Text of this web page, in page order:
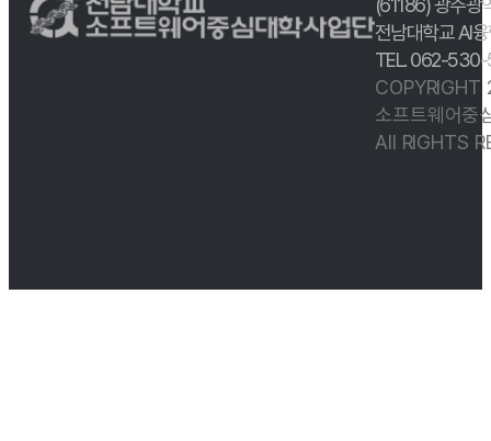
(61186) 광주광
전남대학교 AI
TEL. 062-
COPYRIGHT
소프트웨어중
All RIGHTS